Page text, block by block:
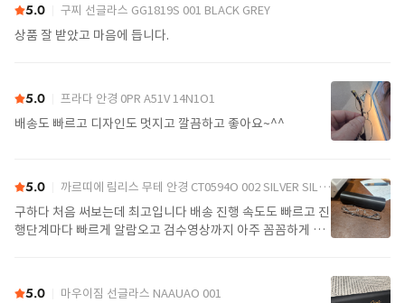
5.0 구찌 선글라스 GG1819S 001 BLACK GREY
상품 잘 받았고 마음에 듭니다.
5.0 프라다 안경 0PR A51V 14N1O1
배송도 빠르고 디자인도 멋지고 깔끔하고 좋아요~^^
5.0 까르띠에 림리스 무테 안경 CT0594O 002 SILVER SILVER TRANSPARENT
구하다 처음 써보는데 최고입니다 배송 진행 속도도 빠르고 진
행단계마다 빠르게 알람오고 검수영상까지 아주 꼼꼼하게 찍
5.0 마우이짐 선글라스 NAAUAO 001